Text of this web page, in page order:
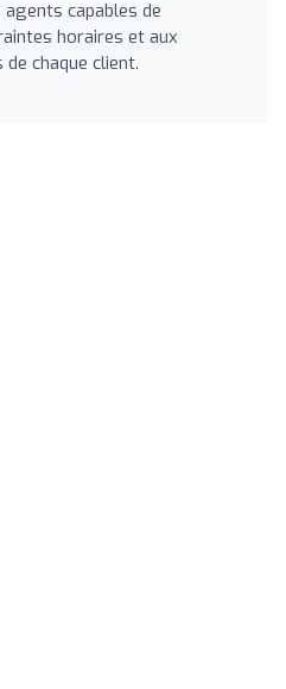
agents capables de
horaires et aux
chaque client.